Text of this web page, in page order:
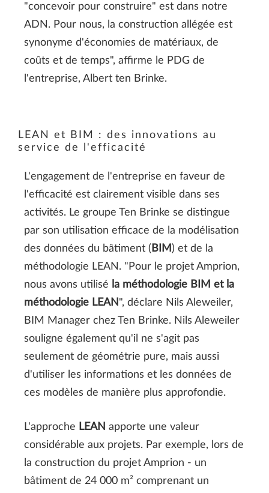
"concevoir pour construire" est dans notre
ADN. Pour nous, la construction allégée est
synonyme d'économies de matériaux, de
coûts et de temps", affirme le PDG de
l'entreprise, Albert ten Brinke.
LEAN et BIM : des innovations au
service de l'efficacité
L'engagement de l'entreprise en faveur de
l'efficacité est clairement visible dans ses
activités. Le groupe Ten Brinke se distingue
par son utilisation efficace de la modélisation
des données du bâtiment ( BIM ) et de la
méthodologie LEAN. "Pour le projet Amprion,
nous avons utilisé la méthodologie BIM et la
méthodologie LEAN ", déclare Nils Aleweiler,
BIM Manager chez Ten Brinke. Nils Aleweiler
souligne également qu'il ne s'agit pas
seulement de géométrie pure, mais aussi
d'utiliser les informations et les données de
ces modèles de manière plus approfondie.
L'approche LEAN apporte une valeur
considérable aux projets. Par exemple, lors de
la construction du projet Amprion - un
bâtiment de 24 000 m² comprenant un